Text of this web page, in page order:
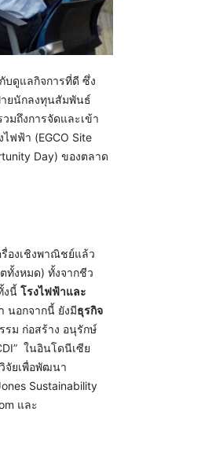
บดูแลกิจการที่ดี ซึ่ง
ายนักลงทุนสัมพันธ์
มถึงการจัดและเข้า
ฟฟ้า (EGCO Site
Day) ของตลาด
องเชิงพาณิชย์แล้ว
ทั้งหมด) ทั้งจากชีว
งนี้ โรงไฟฟ้าและ
นอกจากนี้ ยังมีธุรกิจ
รม ก่อสร้าง อนุรักษ์
ในอินโดนีเซีย
จัยเพื่อพัฒนา
Sustainability
และ